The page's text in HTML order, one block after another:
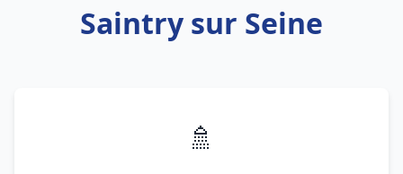
Saintry sur Seine
🚿